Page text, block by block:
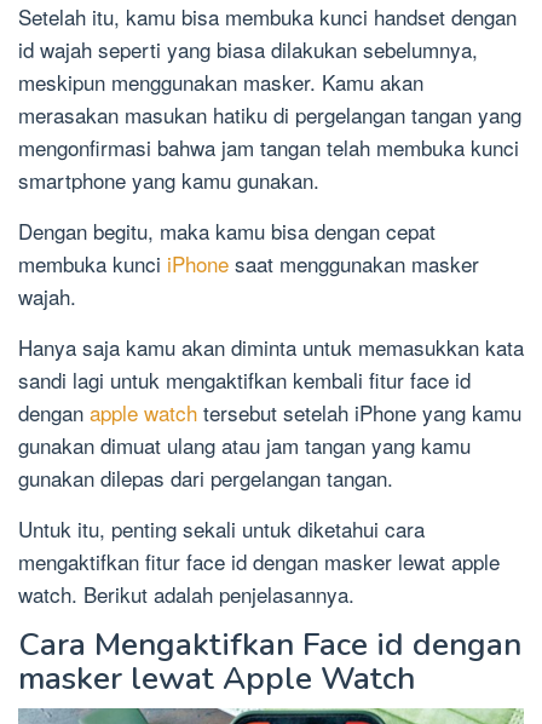
Setelah itu, kamu bisa membuka kunci handset dengan
id wajah seperti yang biasa dilakukan sebelumnya,
meskipun menggunakan masker. Kamu akan
merasakan masukan hatiku di pergelangan tangan yang
mengonfirmasi bahwa jam tangan telah membuka kunci
smartphone yang kamu gunakan.
Dengan begitu, maka kamu bisa dengan cepat
membuka kunci iPhone saat menggunakan masker
wajah.
Hanya saja kamu akan diminta untuk memasukkan kata
sandi lagi untuk mengaktifkan kembali fitur face id
dengan apple watch tersebut setelah iPhone yang kamu
gunakan dimuat ulang atau jam tangan yang kamu
gunakan dilepas dari pergelangan tangan.
Untuk itu, penting sekali untuk diketahui cara
mengaktifkan fitur face id dengan masker lewat apple
watch. Berikut adalah penjelasannya.
Cara Mengaktifkan Face id dengan
masker lewat Apple Watch